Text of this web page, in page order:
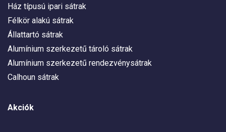
Ház típusú ipari sátrak
Félkör alakú sátrak
Állattartó sátrak
Alumínium szerkezetű tároló sátrak
Alumínium szerkezetű rendezvénysátrak
Calhoun sátrak
Akciók